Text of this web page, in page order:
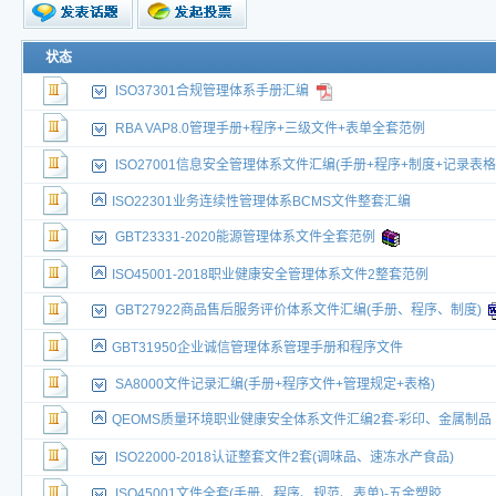
状态
ISO37301合规管理体系手册汇编
RBA VAP8.0管理手册+程序+三级文件+表单全套范例
ISO27001信息安全管理体系文件汇编(手册+程序+制度+记录表
ISO22301业务连续性管理体系BCMS文件整套汇编
GBT23331-2020能源管理体系文件全套范例
ISO45001-2018职业健康安全管理体系文件2整套范例
GBT27922商品售后服务评价体系文件汇编(手册、程序、制度)
GBT31950企业诚信管理体系管理手册和程序文件
SA8000文件记录汇编(手册+程序文件+管理规定+表格)
QEOMS质量环境职业健康安全体系文件汇编2套-彩印、金属制品
ISO22000-2018认证整套文件2套(调味品、速冻水产食品)